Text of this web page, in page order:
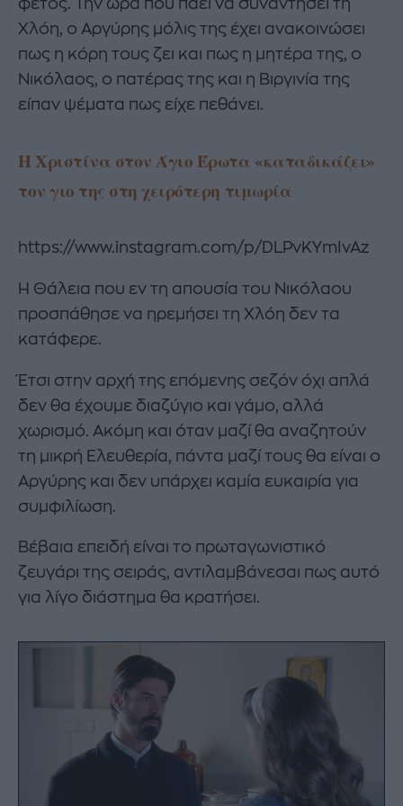
φέτος. Την ώρα που πάει να συναντήσει τη
Χλόη, ο Αργύρης μόλις της έχει ανακοινώσει
πως η κόρη τους ζει και πως η μητέρα της, ο
Νικόλαος, ο πατέρας της και η Βιργινία της
είπαν ψέματα πως είχε πεθάνει.
Η Χριστίνα στον Άγιο Έρωτα «καταδικάζει»
τον γιο της στη χειρότερη τιμωρία
https://www.instagram.com/p/DLPvKYmIvAz
Η Θάλεια που εν τη απουσία του Νικόλαου
προσπάθησε να ηρεμήσει τη Χλόη δεν τα
κατάφερε.
Έτσι στην αρχή της επόμενης σεζόν όχι απλά
δεν θα έχουμε διαζύγιο και γάμο, αλλά
χωρισμό. Ακόμη και όταν μαζί θα αναζητούν
τη μικρή Ελευθερία, πάντα μαζί τους θα είναι ο
Αργύρης και δεν υπάρχει καμία ευκαιρία για
συμφιλίωση.
Βέβαια επειδή είναι το πρωταγωνιστικό
ζευγάρι της σειράς, αντιλαμβάνεσαι πως αυτό
για λίγο διάστημα θα κρατήσει.